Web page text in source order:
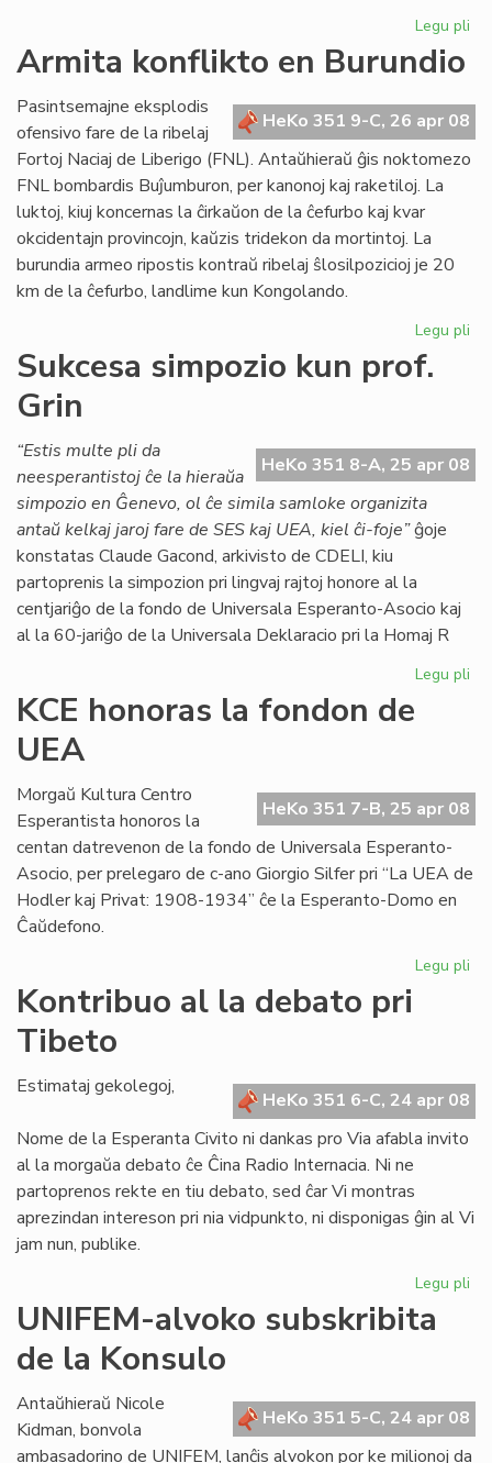
Legu pli
Armita konflikto en Burundio
HeKo 351 9-C, 26 apr 08
Pasintsemajne eksplodis
ofensivo fare de la ribelaj
Fortoj Naciaj de Liberigo (FNL). Antaŭhieraŭ ĝis noktomezo
FNL bombardis Buĵumburon, per kanonoj kaj raketiloj. La
luktoj, kiuj koncernas la ĉirkaŭon de la ĉefurbo kaj kvar
okcidentajn provincojn, kaŭzis tridekon da mortintoj. La
burundia armeo ripostis kontraŭ ribelaj ŝlosilpozicioj je 20
km de la ĉefurbo, landlime kun Kongolando.
Legu pli
Sukcesa simpozio kun prof.
Grin
HeKo 351 8-A, 25 apr 08
“Estis multe pli da
neesperantistoj ĉe la hieraŭa
simpozio en Ĝenevo, ol ĉe simila samloke organizita
antaŭ kelkaj jaroj fare de SES kaj UEA, kiel ĉi-foje”ĝoje
konstatas Claude Gacond, arkivisto de CDELI, kiu
partoprenis la simpozion pri lingvaj rajtoj honore al la
centjariĝo de la fondo de Universala Esperanto-Asocio kaj
al la 60-jariĝo de la Universala Deklaracio pri la Homaj R
Legu pli
KCE honoras la fondon de
UEA
HeKo 351 7-B, 25 apr 08
Morgaŭ Kultura Centro
Esperantista honoros la
centan datrevenon de la fondo de Universala Esperanto-
Asocio, per prelegaro de c-ano Giorgio Silfer pri “La UEA de
Hodler kaj Privat: 1908-1934” ĉe la Esperanto-Domo en
Ĉaŭdefono.
Legu pli
de
Kontribuo al la debato pri
Tibeto
HeKo 351 6-C, 24 apr 08
Estimataj gekolegoj,
Nome de la Esperanta Civito ni dankas pro Via afabla invito
al la morgaŭa debato ĉe Ĉina Radio Internacia. Ni ne
partoprenos rekte en tiu debato, sed ĉar Vi montras
aprezindan intereson pri nia vidpunkto, ni disponigas ĝin al Vi
jam nun, publike.
Legu pli
pri
UNIFEM-alvoko subskribita
de la Konsulo
HeKo 351 5-C, 24 apr 08
Antaŭhieraŭ Nicole
Kidman, bonvola
ambasadorino de UNIFEM, lanĉis alvokon por ke milionoj da